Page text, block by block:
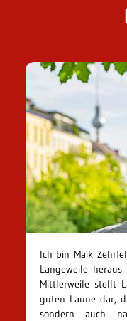
Ich bin Maik
Langeweile
Mittlerweile stellt
guten Laune dar,
sondern auch